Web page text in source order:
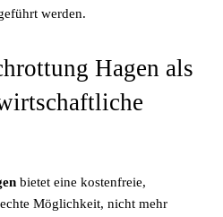
werden.
Hagen als
bietet eine kostenfreie,
Möglichkeit, nicht mehr